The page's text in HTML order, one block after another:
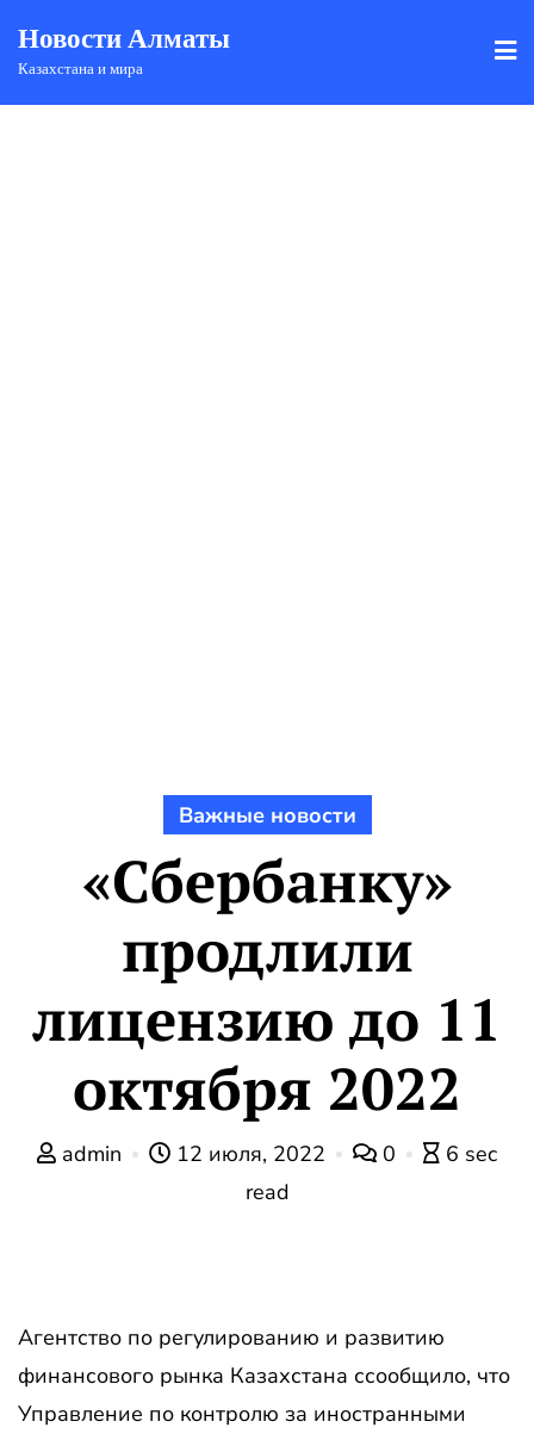
Новости Алматы
Казахстана и мира
Важные новости
«Сбербанку»
продлили
лицензию до 11
октября 2022
admin 12 июля, 2022 0
6 sec
read
Агентство по регулированию и развитию
финансового рынка Казахстана ссообщило, что
Управление по контролю за иностранными